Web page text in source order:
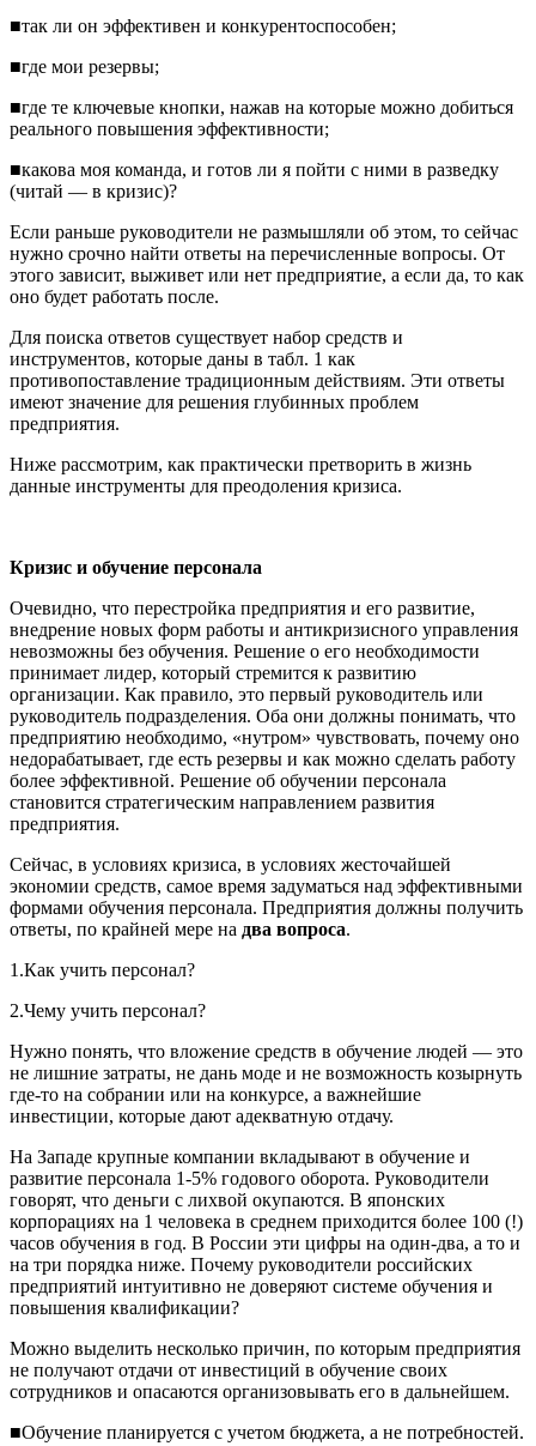
■так ли он эффективен и конкурентоспособен;
■где мои резервы;
■где те ключевые кнопки, нажав на которые можно добиться
реального повышения эффективности;
■какова моя команда, и готов ли я пойти с ними в разведку
(читай — в кризис)?
Если раньше руководители не размышляли об этом, то сейчас
нужно срочно найти ответы на перечисленные вопросы. От
этого зависит, выживет или нет предприятие, а если да, то как
оно будет работать после.
Для поиска ответов существует набор средств и
инструментов, которые даны в табл. 1 как
противопоставление традиционным действиям. Эти ответы
имеют значение для решения глубинных проблем
предприятия.
Ниже рассмотрим, как практически претворить в жизнь
данные инструменты для преодоления кризиса.
Кризис и обучение персонала
Очевидно, что перестройка предприятия и его развитие,
внедрение новых форм работы и антикризисного управления
невозможны без обучения. Решение о его необходимости
принимает лидер, который стремится к развитию
организации. Как правило, это первый руководитель или
руководитель подразделения. Оба они должны понимать, что
предприятию необходимо, «нутром» чувствовать, почему оно
недорабатывает, где есть резервы и как можно сделать работу
более эффективной. Решение об обучении персонала
становится стратегическим направлением развития
предприятия.
Сейчас, в условиях кризиса, в условиях жесточайшей
экономии средств, самое время задуматься над эффективными
формами обучения персонала. Предприятия должны получить
ответы, по крайней мере на два вопроса.
1.Как учить персонал?
2.Чему учить персонал?
Нужно понять, что вложение средств в обучение людей — это
не лишние затраты, не дань моде и не возможность козырнуть
где-то на собрании или на конкурсе, а важнейшие
инвестиции, которые дают адекватную отдачу.
На Западе крупные компании вкладывают в обучение и
развитие персонала 1-5% годового оборота. Руководители
говорят, что деньги с лихвой окупаются. В японских
корпорациях на 1 человека в среднем приходится более 100 (!)
часов обучения в год. В России эти цифры на один-два, а то и
на три порядка ниже. Почему руководители российских
предприятий интуитивно не доверяют системе обучения и
повышения квалификации?
Можно выделить несколько причин, по которым предприятия
не получают отдачи от инвестиций в обучение своих
сотрудников и опасаются организовывать его в дальнейшем.
■Обучение планируется с учетом бюджета, а не потребностей.